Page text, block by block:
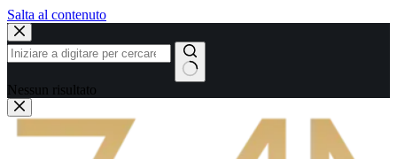
Salta al contenuto
Nessun risultato